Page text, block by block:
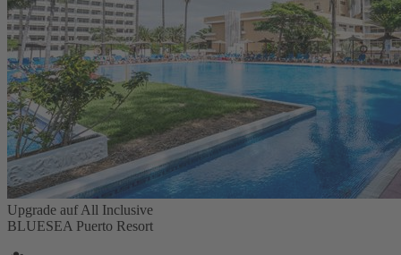
Upgrade auf All Inclusive
BLUESEA Puerto Resort